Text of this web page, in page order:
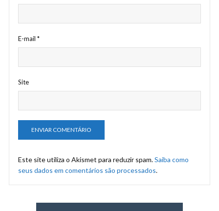
E-mail *
Site
Este site utiliza o Akismet para reduzir spam.Saiba como
seus dados em comentários são processados.